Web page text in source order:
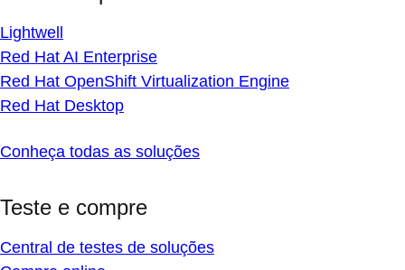
Lightwell
Red Hat AI Enterprise
Red Hat OpenShift Virtualization Engine
Red Hat Desktop
Conheça todas as soluções
Teste e compre
Central de testes de soluções